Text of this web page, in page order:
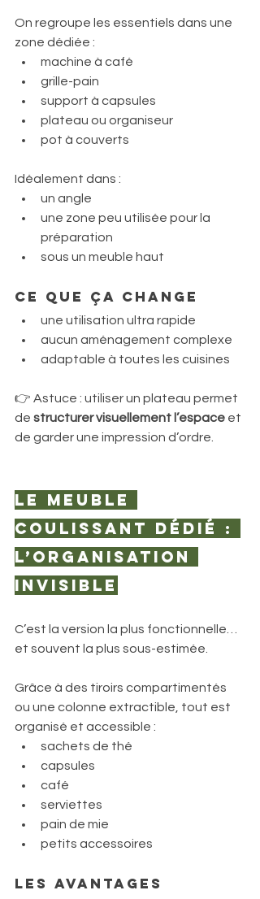
On regroupe les essentiels dans une
zone dédiée :
machine à café
grille-pain
support à capsules
plateau ou organiseur
pot à couverts
Idéalement dans :
un angle
une zone peu utilisée pour la
préparation
sous un meuble haut
Ce que ça change
une utilisation ultra rapide
aucun aménagement complexe
adaptable à toutes les cuisines
👉 Astuce : utiliser un plateau permet
de structurer visuellement l’espace et
de garder une impression d’ordre.
Le meuble
coulissant dédié :
l’organisation
invisible
C’est la version la plus fonctionnelle…
et souvent la plus sous-estimée.
Grâce à des tiroirs compartimentés
ou une colonne extractible, tout est
organisé et accessible :
sachets de thé
capsules
café
serviettes
pain de mie
petits accessoires
Les avantages